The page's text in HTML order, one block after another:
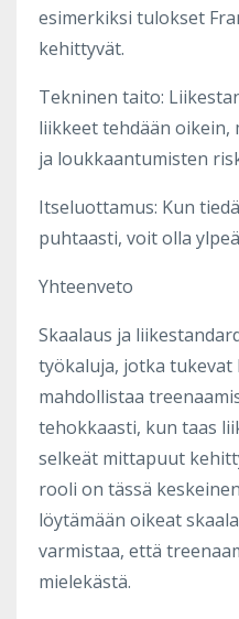
esimerkiksi tulokset
kehittyvät.
Tekninen taito:
liikkeet tehdään oikein,
ja loukkaantumisten
Itseluottamus: Kun
puhtaasti, voit olla
Yhteenveto
Skaalaus ja
työkaluja, jotka tukevat
mahdollistaa
tehokkaasti, kun taas
selkeät mittapuut
rooli on tässä
löytämään oikeat
varmistaa, että
mielekästä.